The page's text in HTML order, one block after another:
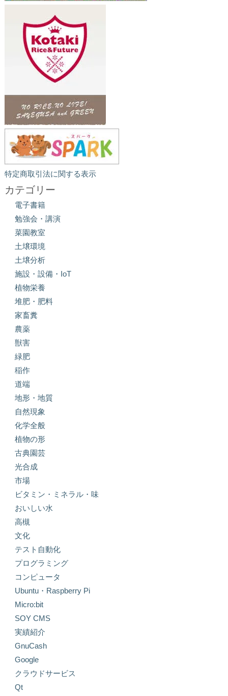
特定商取引法に関する表示
カテゴリー
電子書籍
勉強会・講演
菜園教室
土壌環境
土壌分析
施設・設備・IoT
植物栄養
堆肥・肥料
家畜糞
農薬
獣害
緑肥
稲作
道端
地形・地質
自然現象
化学全般
植物の形
古典園芸
光合成
市場
ビタミン・ミネラル・味
おいしい水
高槻
文化
テスト自動化
プログラミング
コンピュータ
Ubuntu・Raspberry Pi
Micro:bit
SOY CMS
実績紹介
GnuCash
Google
クラウドサービス
Qt